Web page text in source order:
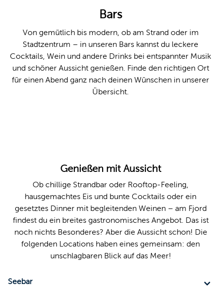
Bars
Von gemütlich bis modern, ob am Strand oder im
Stadtzentrum – in unseren Bars kannst du leckere
Cocktails, Wein und andere Drinks bei entspannter Musik
und schöner Aussicht genießen. Finde den richtigen Ort
für einen Abend ganz nach deinen Wünschen in unserer
Übersicht.
Genießen mit Aussicht
Ob chillige Strandbar oder Rooftop-Feeling,
hausgemachtes Eis und bunte Cocktails oder ein
gesetztes Dinner mit begleitenden Weinen – am Fjord
findest du ein breites gastronomisches Angebot. Das ist
noch nichts Besonderes? Aber die Aussicht schon! Die
folgenden Locations haben eines gemeinsam: den
unschlagbaren Blick auf das Meer!
Seebar